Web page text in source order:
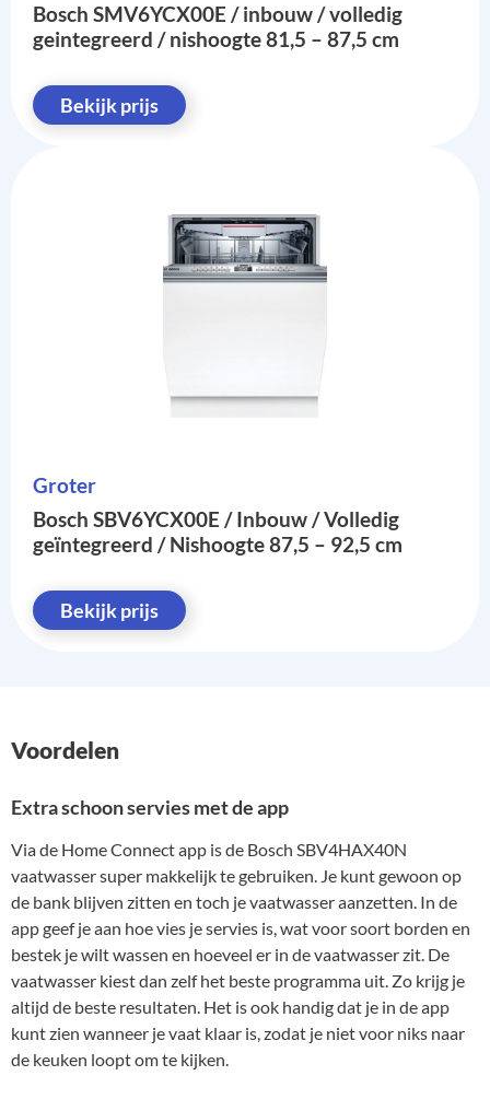
Bosch SMV6YCX00E / inbouw / volledig
geintegreerd / nishoogte 81,5 – 87,5 cm
Bekijk prijs
Groter
Bosch SBV6YCX00E / Inbouw / Volledig
geïntegreerd / Nishoogte 87,5 – 92,5 cm
Bekijk prijs
Voordelen
Extra schoon servies met de app
Via de Home Connect app is de Bosch SBV4HAX40N
vaatwasser super makkelijk te gebruiken. Je kunt gewoon op
de bank blijven zitten en toch je vaatwasser aanzetten. In de
app geef je aan hoe vies je servies is, wat voor soort borden en
bestek je wilt wassen en hoeveel er in de vaatwasser zit. De
vaatwasser kiest dan zelf het beste programma uit. Zo krijg je
altijd de beste resultaten. Het is ook handig dat je in de app
kunt zien wanneer je vaat klaar is, zodat je niet voor niks naar
de keuken loopt om te kijken.